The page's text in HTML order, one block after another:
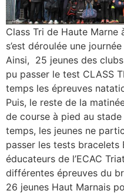
Class Tri de Haute Marne
s’est déroulée une
Ainsi, 25 jeunes des
pu passer le test CLASS
temps les épreuves
Puis, le reste de la
de course à pied au
temps, les jeunes ne
passer les tests bracelets
éducateurs de l’ECAC
différentes épreuves du
26 jeunes Haut Marnais